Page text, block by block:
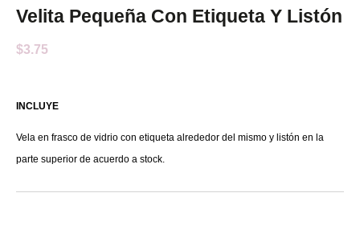
Velita Pequeña Con Etiqueta Y Listón
$3.75
INCLUYE
Vela en frasco de vidrio con etiqueta alrededor del mismo y listón en la
parte superior de acuerdo a stock.